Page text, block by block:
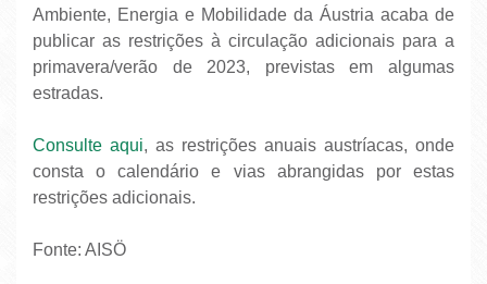
Ambiente, Energia e Mobilidade da Áustria acaba de
publicar as restrições à circulação adicionais para a
primavera/verão de 2023, previstas em algumas
estradas.
Consulte aqui, as restrições anuais austríacas, onde
consta o calendário e vias abrangidas por estas
restrições adicionais.
Fonte: AISÖ